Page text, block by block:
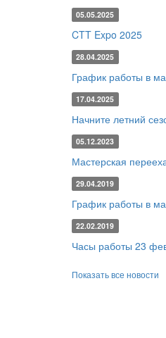
05.05.2025
CTT Expo 2025
28.04.2025
График работы в
17.04.2025
Начните летний
05.12.2023
Мастерская
29.04.2019
График работы в
22.02.2019
Часы работы 23
Показать все новости